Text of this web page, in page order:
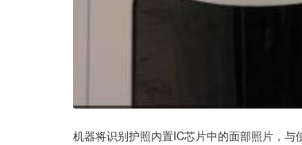
机器将识别护照内置IC芯片中的面部照片，